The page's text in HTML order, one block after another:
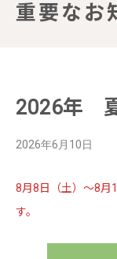
重要なお
2026年
2026年6月10日
8月8日（土）～8月
す。